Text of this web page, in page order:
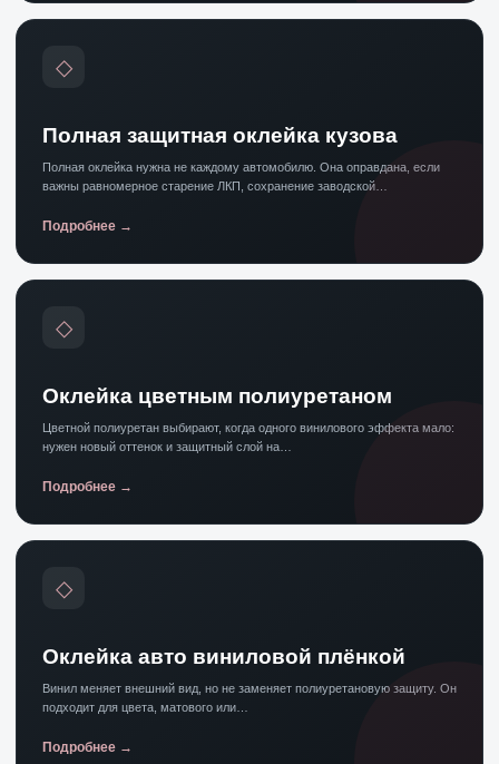
◇
Полная защитная оклейка кузова
Полная оклейка нужна не каждому автомобилю. Она оправдана, если
важны равномерное старение ЛКП, сохранение заводской…
Подробнее
◇
Оклейка цветным полиуретаном
Цветной полиуретан выбирают, когда одного винилового эффекта мало:
нужен новый оттенок и защитный слой на…
Подробнее
◇
Оклейка авто виниловой плёнкой
Винил меняет внешний вид, но не заменяет полиуретановую защиту. Он
подходит для цвета, матового или…
Подробнее